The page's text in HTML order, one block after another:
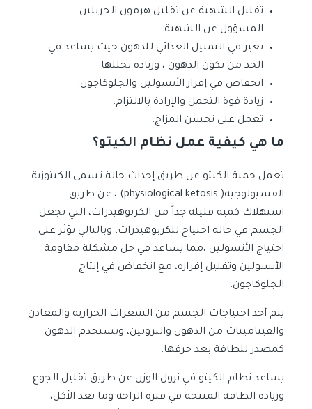
تقليل الشهية عن تقليل هرمون الجريلين
المسؤول عن الشهية.
تغير في التمثيل الغذائي للدهون حيث يساعد في
الحد من تكون الدهون ، وزيادة تحللها.
انخفاض في إفراز الأنسولين والجلوكاجون.
زيادة قوة التحمل والإرادة بالالتزام.
تعمل على تحسن المزاج.
ما هي كيفية عمل نظام الكيتو؟
تعمل حمية الكيتو عن طريق إحداث حالة تسمى الكيتوزية
الفسيولوجية( physiological ketosis) ، عن طريق
استهلاك كمية قليلة جداً من الكربوهيدرات، التي تجعل
الجسم في حالة احتياج للكربوهيدرات، وبالتالي تؤثر على
احتياج الأنسولين ،مما يساعد في حل مشكلة مقاومة
الأنسولين وتقليل إفرازه، مع انخفاض في إنتاج
الجلوكاجون.
يتم أخذ احتياجات الجسم من السعرات الحرارية والمعادن
والفيتامينات من الدهون والبروتين، وتستخدم الدهون
كمصدر للطاقة بعد حرقها.
يساعد نظام الكيتو في نزول الوزن عن طريق تقليل الجوع
وزيادة الطاقة المنتجة في فترة الراحة وما بعد الأكل،